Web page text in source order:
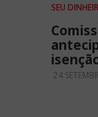
SEU
24